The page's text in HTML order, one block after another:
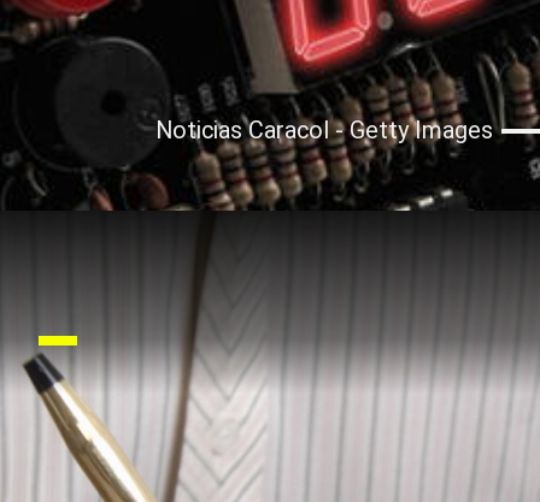
Noticias Caracol - Getty Images